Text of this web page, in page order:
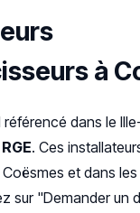
à
dans le
. Ces
et dans
sur "Demander un